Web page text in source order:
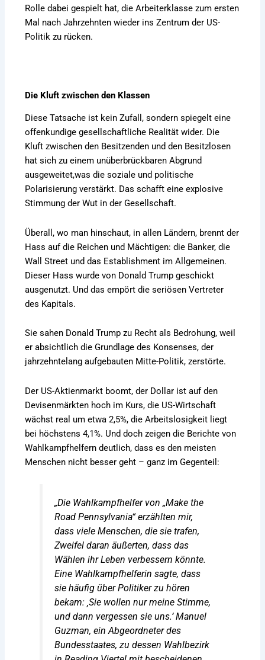
Rolle dabei gespielt hat, die Arbeiterklasse zum ersten
Mal nach Jahrzehnten wieder ins Zentrum der US-
Politik zu rücken.
Die Kluft zwischen den Klassen
Diese Tatsache ist kein Zufall, sondern spiegelt eine
offenkundige gesellschaftliche Realität wider. Die
Kluft zwischen den Besitzenden und den Besitzlosen
hat sich zu einem unüberbrückbaren Abgrund
ausgeweitet,was die soziale und politische
Polarisierung verstärkt. Das schafft eine explosive
Stimmung der Wut in der Gesellschaft.
Überall, wo man hinschaut, in allen Ländern, brennt der
Hass auf die Reichen und Mächtigen: die Banker, die
Wall Street und das Establishment im Allgemeinen.
Dieser Hass wurde von Donald Trump geschickt
ausgenutzt. Und das empört die seriösen Vertreter
des Kapitals.
Sie sahen Donald Trump zu Recht als Bedrohung, weil
er absichtlich die Grundlage des Konsenses, der
jahrzehntelang aufgebauten Mitte-Politik, zerstörte.
Der US-Aktienmarkt boomt, der Dollar ist auf den
Devisenmärkten hoch im Kurs, die US-Wirtschaft
wächst real um etwa 2,5%, die Arbeitslosigkeit liegt
bei höchstens 4,1%. Und doch zeigen die Berichte von
Wahlkampfhelfern deutlich, dass es den meisten
Menschen nicht besser geht –ganz im Gegenteil :
„Die Wahlkampfhelfer von „Make the
Road Pennsylvania“ erzählten mir,
dass viele Menschen, die sie trafen,
Zweifel daran äußerten, dass das
Wählen ihr Leben verbessern könnte.
Eine Wahlkampfhelferin sagte, dass
sie häufig über Politiker zu hören
bekam: ‚Sie wollen nur meine Stimme,
und dann vergessen sie uns.‘ Manuel
Guzman, ein Abgeordneter des
Bundesstaates, zu dessen Wahlbezirk